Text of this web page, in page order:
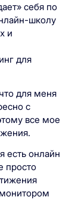
себя по
школу
и
для
для меня
с
все мое
есть онлайн
просто
монитором